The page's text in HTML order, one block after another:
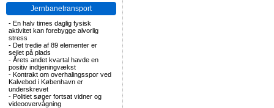
Jernbanetransport
- En halv times daglig fysisk
aktivitet kan forebygge alvorlig
stress
- Det tredie af 89 elementer er
sejlet på plads
- Årets andet kvartal havde en
positiv indtjeningvækst
- Kontrakt om overhalingsspor ved
Kalvebod i København er
underskrevet
- Politiet søger fortsat vidner og
videoovervågning